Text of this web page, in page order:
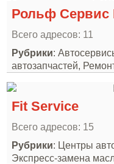
Рольф Сервис
Всего адресов: 11
Рубрики:
автозапчастей,
Fit Service
Всего адресов: 15
Рубрики: Центры
Экспресс-замена